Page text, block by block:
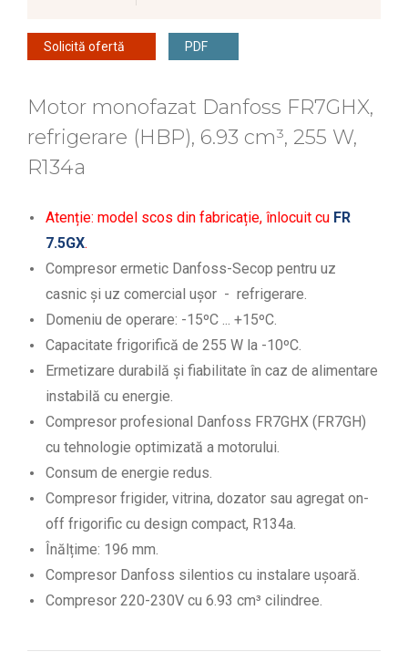
Solicită ofertă PDF
Motor monofazat Danfoss FR7GHX,
refrigerare (HBP), 6.93 cm³, 255 W,
R134a
Atenție: model scos din fabricație, înlocuit cu FR
7.5GX.
Compresor ermetic Danfoss-Secop pentru uz
casnic și uz comercial ușor - refrigerare.
Domeniu de operare: -15ºC ... +15ºC.
Capacitate frigorifică de 255 W la -10ºC.
Ermetizare durabilă și fiabilitate în caz de alimentare
instabilă cu energie.
Compresor profesional Danfoss FR7GHX (FR7GH)
cu tehnologie optimizată a motorului.
Consum de energie redus.
Compresor frigider, vitrina, dozator sau agregat on-
off frigorific cu design compact, R134a.
Înălțime: 196 mm.
Compresor Danfoss silentios cu instalare ușoară.
Compresor 220-230V cu 6.93 cm³ cilindree.